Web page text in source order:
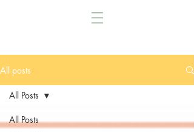
All posts
All Posts
All Posts